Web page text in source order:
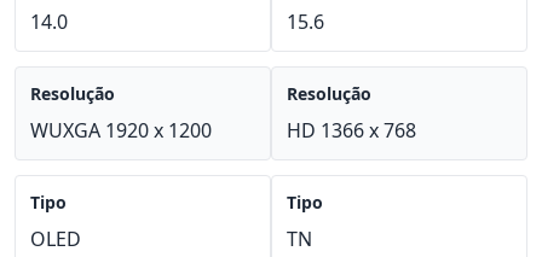
14.0
Resolução
WUXGA 1920 x 1200
Tipo
OLED
15.6
Resolução
HD 1366 x 768
Tipo
TN